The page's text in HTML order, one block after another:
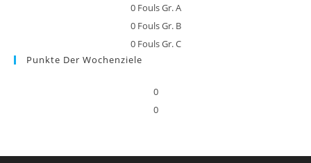
0 Fouls Gr. A
0 Fouls Gr. B
0 Fouls Gr. C
Punkte Der Wochenziele
0
0